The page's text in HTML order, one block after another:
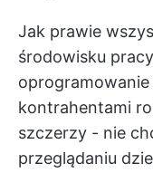
Jak prawie
środowisku
kontrahentami
szczerzy - nie
przeglądaniu